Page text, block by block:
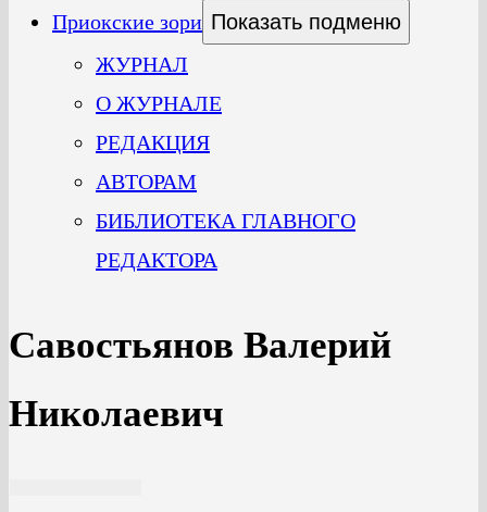
Приокские зори Показать подменю
ЖУРНАЛ
О ЖУРНАЛЕ
РЕДАКЦИЯ
АВТОРАМ
БИБЛИОТЕКА ГЛАВНОГО
РЕДАКТОРА
Савостьянов Валерий
Николаевич